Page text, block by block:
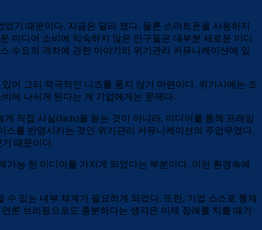
기 때문이다. 지금은 달라 졌다. 물론 스마트폰을 사용하지
미디어 소비에 익숙하지 않은 인구들은 대부분 새로운 미디
수요의 격차에 관한 이야기라 위기관리 커뮤니케이션에 있
어 그리 적극적인 니즈를 품지 않기 마련이다. 위기시에는 조
에 나서게 된다는 게 기업에게는 문제다.
직접 사실(facts)을 듣는 것이 아니라, 미디어를 통해 프레임
스를 반영시키는 것인 위기관리 커뮤니케이션의 주업무였다.
때문이다.
능 한 미디어를 가지게 되었다는 부분이다. 이런 환경속에
있는 내부 체계가 필요하게 되었다. 또한, 기업 스스로 통제
론 브리핑으로도 충분하다는 생각은 이제 장례를 치를 때가